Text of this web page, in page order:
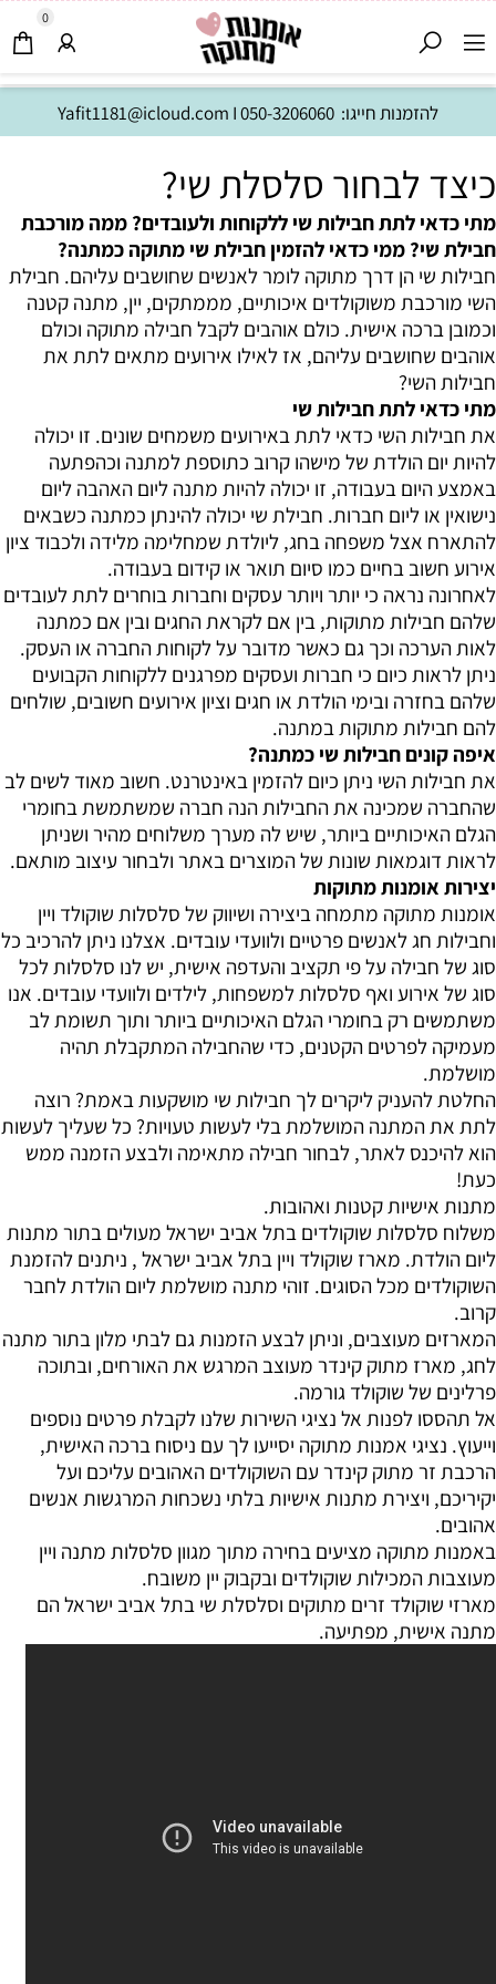
להזמנות חייגו: Yafit1181@icloud.com I050-3206060
0
כיצד לבחור סלסלת שי?
מתי כדאי לתת חבילות שי ללקוחות ולעובדים? ממה מורכבת
חבילת שי? ממי כדאי להזמין חבילת שי מתוקה כמתנה?
חבילות שי הן דרך מתוקה לומר לאנשים שחושבים עליהם. חבילת
השי מורכבת משוקולדים איכותיים, מממתקים, יין, מתנה קטנה
וכמובן ברכה אישית. כולם אוהבים לקבל חבילה מתוקה וכולם
אוהבים שחושבים עליהם, אז לאילו אירועים מתאים לתת את
חבילות השי?
מתי כדאי לתת חבילות שי
את חבילות השי כדאי לתת באירועים משמחים שונים. זו יכולה
להיות יום הולדת של מישהו קרוב כתוספת למתנה וכהפתעה
באמצע היום בעבודה, זו יכולה להיות מתנה ליום האהבה ליום
נישואין או ליום חברות. חבילת שי יכולה להינתן כמתנה כשבאים
להתארח אצל משפחה בחג, ליולדת שמחלימה מלידה ולכבוד ציון
אירוע חשוב בחיים כמו סיום תואר או קידום בעבודה.
לאחרונה נראה כי יותר ויותר עסקים וחברות בוחרים לתת לעובדים
שלהם חבילות מתוקות, בין אם לקראת החגים ובין אם כמתנה
לאות הערכה וכך גם כאשר מדובר על לקוחות החברה או העסק.
ניתן לראות כיום כי חברות ועסקים מפרגנים ללקוחות הקבועים
שלהם בחזרה ובימי הולדת או חגים וציון אירועים חשובים, שולחים
להם חבילות מתוקות במתנה.
איפה קונים חבילות שי כמתנה?
את חבילות השי ניתן כיום להזמין באינטרנט. חשוב מאוד לשים לב
שהחברה שמכינה את החבילות הנה חברה שמשתמשת בחומרי
הגלם האיכותיים ביותר, שיש לה מערך משלוחים מהיר ושניתן
לראות דוגמאות שונות של המוצרים באתר ולבחור עיצוב מותאם.
יצירות אומנות מתוקות
אומנות מתוקה מתמחה ביצירה ושיווק של סלסלות שוקולד ויין
וחבילות חג לאנשים פרטיים ולוועדי עובדים. אצלנו ניתן להרכיב כל
סוג של חבילה על פי תקציב והעדפה אישית, יש לנו סלסלות לכל
סוג של אירוע ואף סלסלות למשפחות, לילדים ולוועדי עובדים. אנו
משתמשים רק בחומרי הגלם האיכותיים ביותר ותוך תשומת לב
מעמיקה לפרטים הקטנים, כדי שהחבילה המתקבלת תהיה
מושלמת.
החלטת להעניק ליקרים לך חבילות שי מושקעות באמת? רוצה
לתת את המתנה המושלמת בלי לעשות טעויות? כל שעליך לעשות
הוא להיכנס לאתר, לבחור חבילה מתאימה ולבצע הזמנה ממש
כעת!
מתנות אישיות קטנות ואהובות.
משלוח סלסלות שוקולדים בתל אביב ישראל מעולים בתור מתנות
ליום הולדת. מארז שוקולד ויין בתל אביב ישראל , ניתנים להזמנת
השוקולדים מכל הסוגים. זוהי מתנה מושלמת ליום הולדת לחבר
קרוב.
המארזים מעוצבים, וניתן לבצע הזמנות גם לבתי מלון בתור מתנה
לחג, מארז מתוק קינדר מעוצב המרגש את האורחים, ובתוכה
פרלינים של שוקולד גורמה.
אל תהססו לפנות אל נציגי השירות שלנו לקבלת פרטים נוספים
וייעוץ. נציגי אמנות מתוקה יסייעו לך עם ניסוח ברכה האישית,
הרכבת זר מתוק קינדר עם השוקולדים האהובים עליכם ועל
יקיריכם, ויצירת מתנות אישיות בלתי נשכחות המרגשות אנשים
אהובים.
באמנות מתוקה מציעים בחירה מתוך מגוון סלסלות מתנה ויין
מעוצבות המכילות שוקולדים ובקבוק יין משובח.
מארזי שוקולד זרים מתוקים וסלסלת שי בתל אביב ישראל הם
מתנה אישית, מפתיעה.